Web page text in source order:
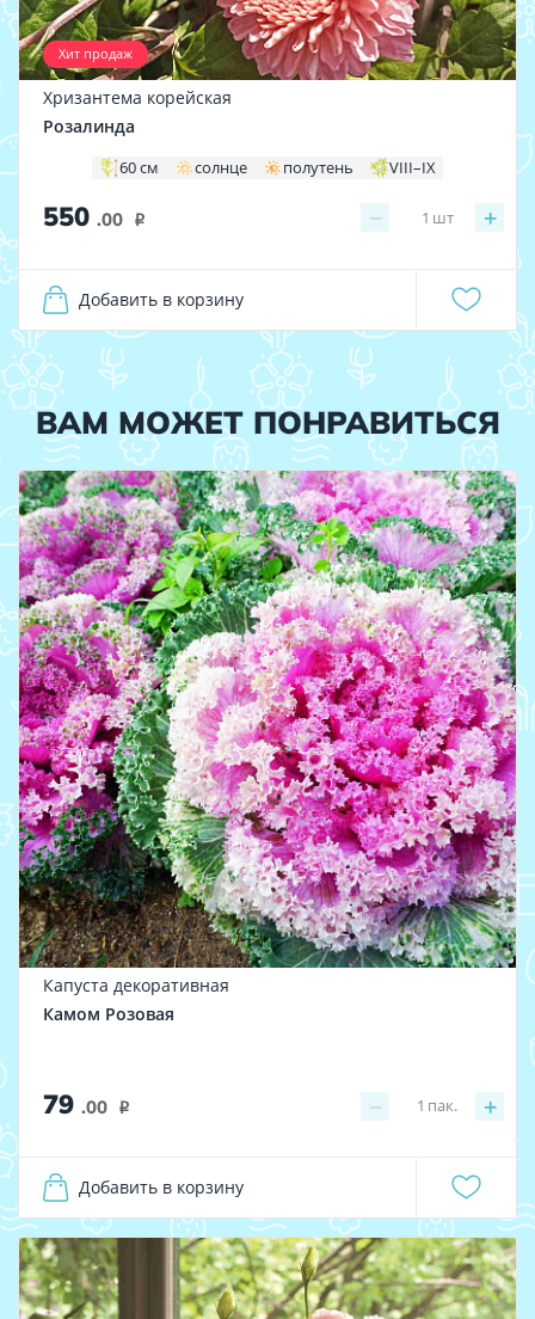
Хит продаж
Хризантема корейская
Розалинда
60 см солнце полутень VIII–IX
550 .00 i − +
1 шт
Добавить в корзину
ВАМ МОЖЕТ ПОНРАВИТЬСЯ
Капуста декоративная
Камом Розовая
79 .00 i − +
1 пак.
Добавить в корзину